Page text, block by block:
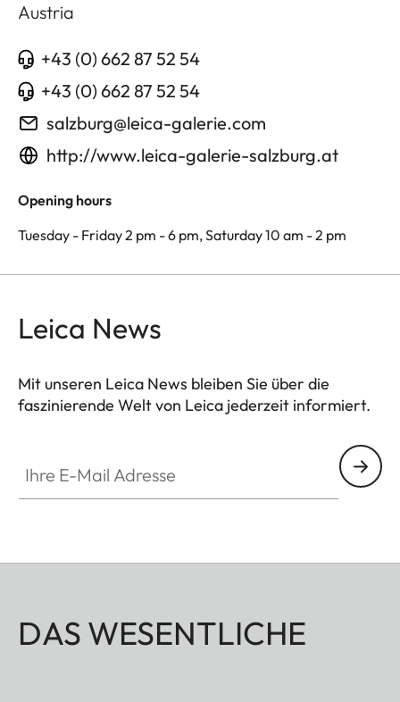
Austria
+43 (0) 662 87 52 54
+43 (0) 662 87 52 54
salzburg@leica-galerie.com
http://www.leica-galerie-salzburg.at
Opening hours
Tuesday - Friday 2 pm - 6 pm, Saturday 10 am - 2 pm
Leica News
Mit unseren Leica News bleiben Sie über die
faszinierende Welt von Leica jederzeit informiert.
DAS WESENTLICHE